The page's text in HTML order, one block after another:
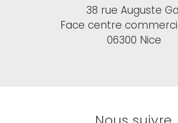
38 rue Auguste
Face centre
06300 Nice